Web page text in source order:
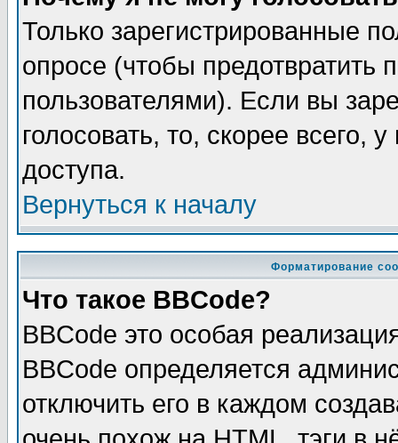
Только зарегистрированные
опросе (чтобы предотвратить
пользователями). Если вы
голосовать, то, скорее всего,
доступа.
Вернуться к началу
Форматирование
Что такое BBCode?
BBCode это особая
BBCode определяется
отключить его в каждом